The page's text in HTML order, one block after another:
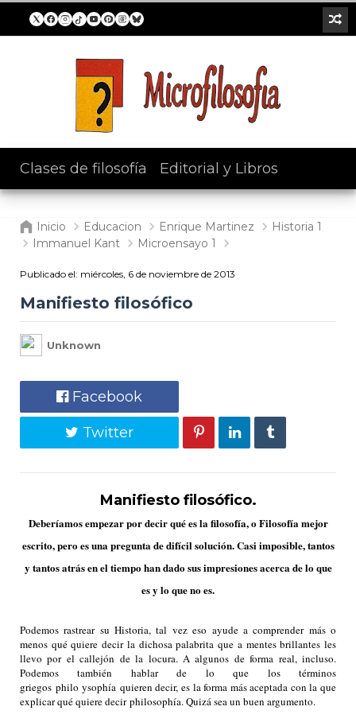
Clases de filosofía Editorial y Libros
Inicio Educacion Enrique Martinez
Historia 1
Immanuel Kant
Microensayo 1
Publicado el: miércoles, 6 de noviembre de 2013
Manifiesto filosófico
Unknown
Facebook
Twitter
Manifiesto filosófico.
Deberíamos empezar por decir qué es la filosofía, o Filosofía mejor
escrito, pero es una pregunta de difícil solución. Casi imposible, tantos
y tantos atrás en el tiempo han dado sus impresiones acerca de lo que
es y lo que no es.
Podemos rastrear su Historia, tal vez eso ayude a comprender más o
menos qué quiere decir la dichosa palabrita que a mentes brillantes les
llevo por el callejón de la locura. A algunos de forma real, incluso.
Podemos también hablar de lo que los términos
griegos philo ysophía quieren decir, es la forma más aceptada con la que
explicar qué quiere decirphilosophía. Quizá sea un buen argumento.